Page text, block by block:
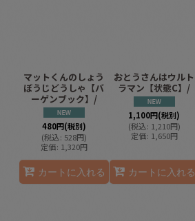
マットくんのしょう
ぼうじどうしゃ【バ
ーゲンブック】/
480円(税別)
(税込: 528円)
定価: 1,320円
カートに入れる
おとうさんはウルト
ラマン【状態C】/
1,100円(税別)
(税込: 1,210円)
定価: 1,650円
カートに入れる